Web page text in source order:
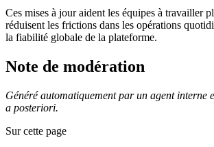
Ces mises à jour aident les équipes à travailler
réduisent les frictions dans les opérations
la fiabilité globale de la plateforme.
Note de modération
Généré automatiquement par un agent interne
a posteriori.
Sur cette page